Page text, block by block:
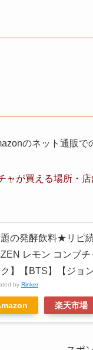
のネット通販で
ャが買える場所・
の発酵飲料★リピ続
レモン コンブ
ク】【BTS】【ジョ
by Rinker
楽天市場